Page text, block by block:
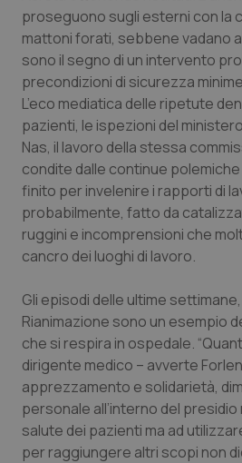
proseguono sugli esterni con la
mattoni forati, sebbene vadano
sono il segno di un intervento
precondizioni di sicurezza
L’eco mediatica delle ripetute
pazienti, le ispezioni del
Nas, il lavoro della stessa
condite dalle continue
finito per invelenire i rapporti di
probabilmente, fatto da
ruggini e incomprensioni che
cancro dei luoghi di lavoro.
Gli episodi delle ultime
Rianimazione sono un esempio
che si respira in ospedale.
dirigente medico – avverte
apprezzamento e solidarietà,
personale all’interno del
salute dei pazienti ma ad
per raggiungere altri scopi non
navigazione sulle pagine e
protette del sito. Il sito web non è
funzionare correttamente senza
Nome
VISITOR_PRIVACY_METADATA
CookieScriptConsent